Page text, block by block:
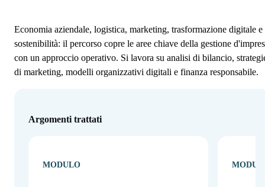
Economia aziendale, logistica, marketing, trasformazione digitale e
sostenibilità: il percorso copre le aree chiave della gestione
con un approccio operativo. Si lavora su analisi di bilancio,
di marketing, modelli organizzativi digitali e finanza responsabile.
Argomenti trattati
MODULO